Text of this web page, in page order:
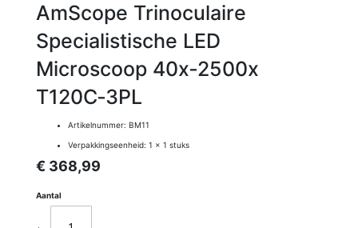
AmScope Trinoculaire
Specialistische LED
Microscoop 40x‑2500x
T120C‑3PL
Artikelnummer: BM11
Verpakkingseenheid: 1 x 1 stuks
€ 368,99
Aantal